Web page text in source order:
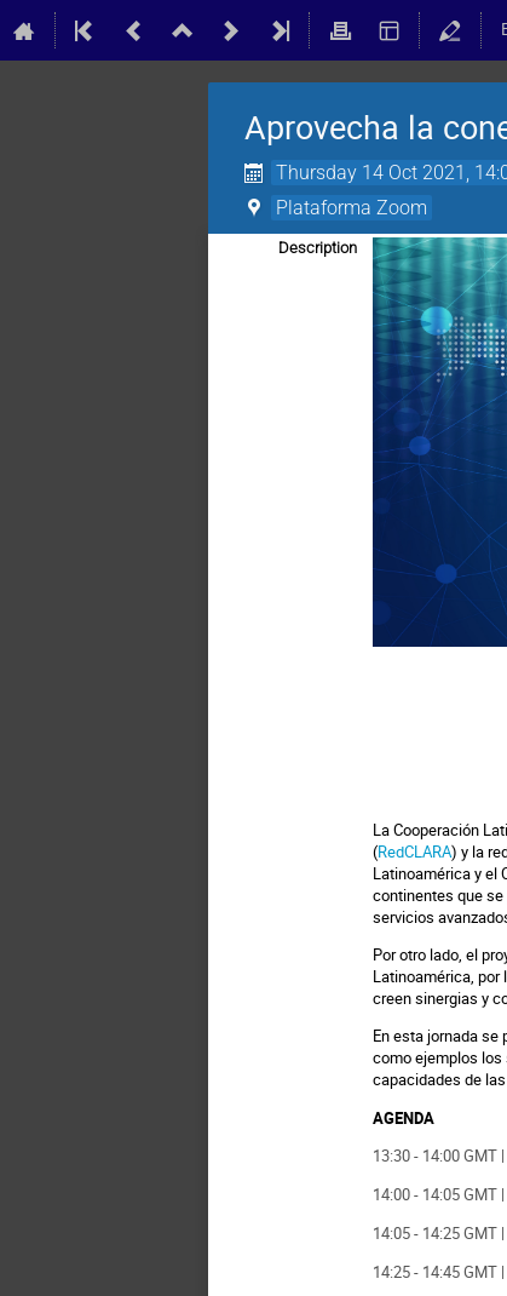
Aprovecha la
Thursday 14 Oct 2021,
Plataforma Zoom
Description
La Cooperación
(RedCLARA) y la
Latinoamérica y el
continentes que
servicios
Por otro lado, el
Latinoamérica, por
creen sinergias y
En esta jornada se
como ejemplos los
capacidades de
AGENDA
13:30 - 14:00 GMT |
14:00 - 14:05 GMT |
14:05 - 14:25 GMT |
14:25 - 14:45 GMT |